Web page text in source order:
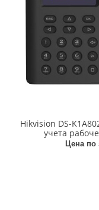
Hikvision DS-
учета
Цена по